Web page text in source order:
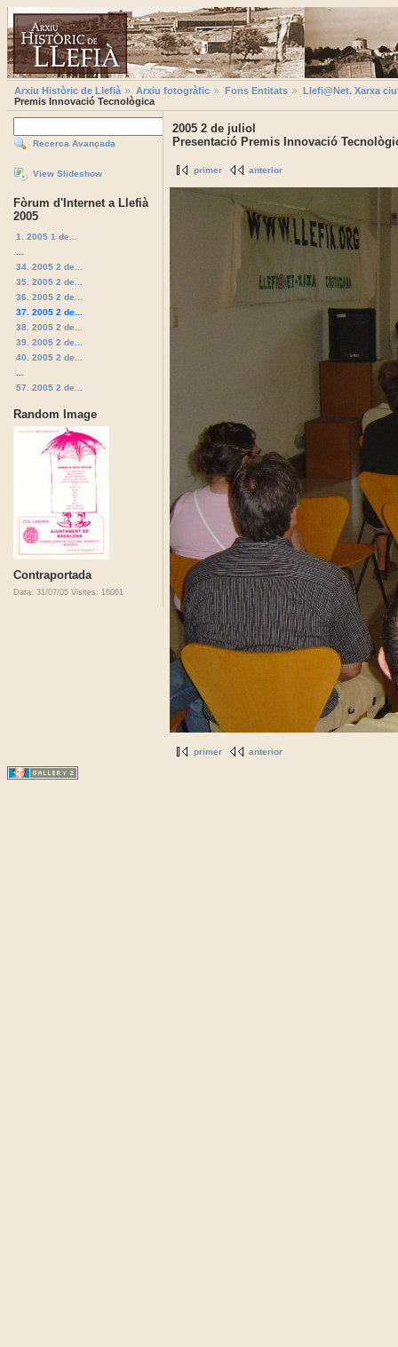
Arxiu Històric de Llefià Arxiu fotogràfic Fons Entitats
Llefi@Net. Xarxa
Premis Innovació Tecnològica
Recerca Avançada
View Slideshow
Fòrum d'Internet a Llefià
2005
1. 2005 1 de...
34. 2005 2 de...
35. 2005 2 de...
36. 2005 2 de...
37. 2005 2 de...
38. 2005 2 de...
39. 2005 2 de...
40. 2005 2 de...
57. 2005 2 de...
Random Image
Contraportada
Data: 31/07/05 Visites: 16061
2005 2 de juliol
Presentació Premis Innovació
primer anterior
primer anterior